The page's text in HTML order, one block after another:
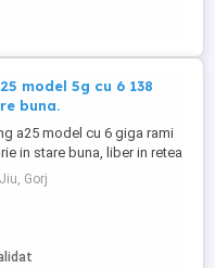
model 5g cu 6 138
buna.
a25 model cu 6 giga rami
in stare buna, liber in retea
Gorj